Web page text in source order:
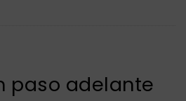
paso adelante